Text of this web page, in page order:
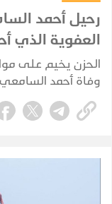
رحيل أحمد
العفوية الذي
الحزن يخيم على
وفاة أحمد
"صاحب الابتسامة
مرحة.